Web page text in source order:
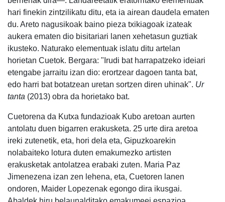
hari finekin zintzilikatu ditu, eta ia airean daudela ematen
du. Areto nagusikoak baino pieza txikiagoak izateak
aukera ematen dio bisitariari lanen xehetasun guztiak
ikusteko. Naturako elementuak islatu ditu artelan
horietan Cuetok. Bergara: "Irudi bat harrapatzeko ideiari
etengabe jarraitu izan dio: erortzear dagoen tanta bat,
edo harri bat botatzean uretan sortzen diren uhinak". Ur
tanta (2013) obra da horietako bat.
Cuetorena da Kutxa fundazioak Kubo aretoan aurten
antolatu duen bigarren erakusketa. 25 urte dira aretoa
ireki zutenetik, eta, hori dela eta, Gipuzkoarekin
nolabaiteko lotura duten emakumezko artisten
erakusketak antolatzea erabaki zuten. Maria Paz
Jimenezena izan zen lehena, eta, Cuetoren lanen
ondoren, Maider Lopezenak egongo dira ikusgai.